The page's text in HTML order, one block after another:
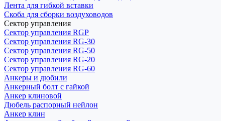
Лента для гибкой вставки
Скоба для сборки воздуховодов
Сектор управления
Сектор управления RGP
Сектор управления RG-30
Сектор управления RG-50
Сектор управления RG-20
Сектор управления RG-60
Анкеры и дюбили
Анкерный болт с гайкой
Анкер клиновой
Дюбель распорный нейлон
Анкер клин